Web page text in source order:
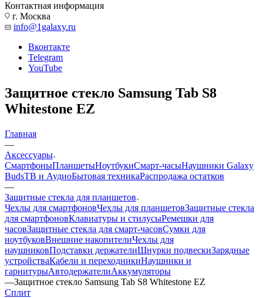
Контактная информация
г. Москва
info@1galaxy.ru
Вконтакте
Telegram
YouTube
Защитное стекло Samsung Tab S8
Whitestone EZ
Главная
—
Аксессуары
СмартфоныПланшетыНоутбукиСмарт-часыНаушники Galaxy
BudsТВ и АудиоБытовая техникаРаспродажа остатков
—
Защитные стекла для планшетов
Чехлы для смартфоновЧехлы для планшетовЗащитные стекла
для смартфоновКлавиатуры и стилусыРемешки для
часовЗащитные стекла для смарт-часовСумки для
ноутбуковВнешние накопителиЧехлы для
наушниковПодставки держателиШнурки подвескиЗарядные
устройстваКабели и переходникиНаушники и
гарнитурыАвтодержателиАккумуляторы
—Защитное стекло Samsung Tab S8 Whitestone EZ
Сплит